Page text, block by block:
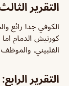
التقرير
الكوفي جدا رائع
كورنيش الدمام
الفلبيني. والموظف
التقرير الرابع: